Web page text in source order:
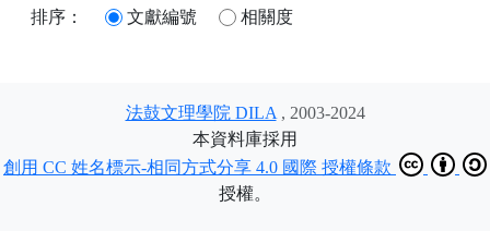
排序：
文獻編號 相關度
法鼓文理學院 DILA , 2003-2024
本資料庫採用
創用 CC 姓名標示-相同方式分享 4.0 國際 授權條款
授權。